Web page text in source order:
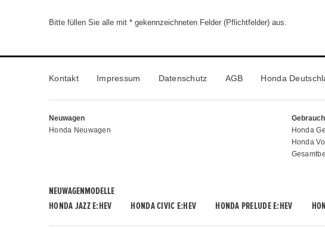
Bitte füllen Sie alle mit * gekennzeichneten Felder (Pflichtfelder) aus.
Kontakt Impressum Datenschutz AGB Honda
Neuwagen
Honda Neuwagen
Honda
Honda
NEUWAGENMODELLE
HONDA JAZZ E:HEV
HONDA CIVIC E:HEV HONDA PRELUDE E:HEV